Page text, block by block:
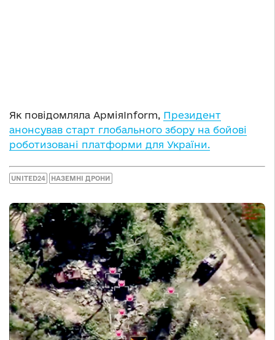
Як повідомляла АрміяInform, Президент
анонсував старт глобального збору на бойові
роботизовані платформи для України.
UNITED24 НАЗЕМНІ ДРОНИ